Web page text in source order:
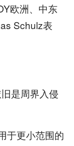
欧洲、中东
Schulz表
是周界入侵
更小范围的